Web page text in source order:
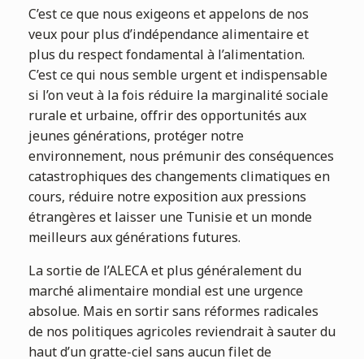
C’est ce que nous exigeons et appelons de nos
veux pour plus d’indépendance alimentaire et
plus du respect fondamental à l’alimentation.
C’est ce qui nous semble urgent et indispensable
si l’on veut à la fois réduire la marginalité sociale
rurale et urbaine, offrir des opportunités aux
jeunes générations, protéger notre
environnement, nous prémunir des conséquences
catastrophiques des changements climatiques en
cours, réduire notre exposition aux pressions
étrangères et laisser une Tunisie et un monde
meilleurs aux générations futures.
La sortie de l’ALECA et plus généralement du
marché alimentaire mondial est une urgence
absolue. Mais en sortir sans réformes radicales
de nos politiques agricoles reviendrait à sauter du
haut d’un gratte-ciel sans aucun filet de